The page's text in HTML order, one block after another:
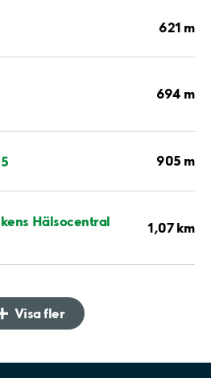
621 m
694 m
905 m
Hälsocentral 1,07 km
Visa fler